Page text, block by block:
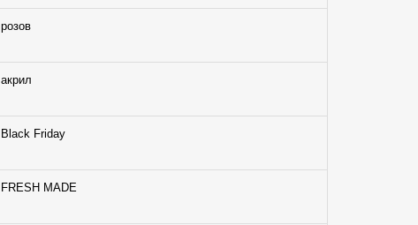
розов
акрил
Black Friday
FRESH MADE